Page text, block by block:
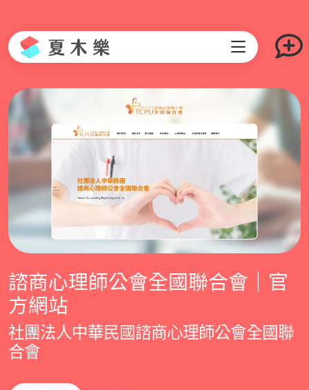
諮商心理師公會全國聯合會｜官
方網站
社團法人中華民國諮商心理師公會全國聯
合會